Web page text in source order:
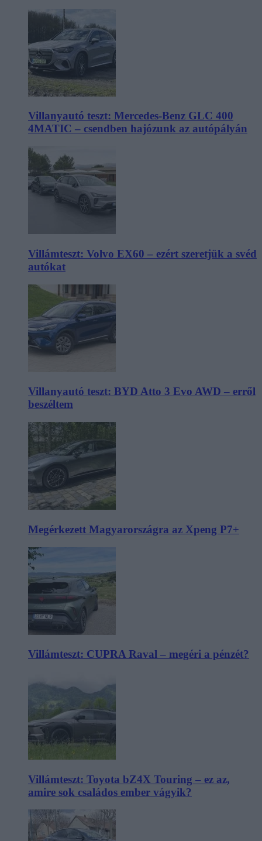
Villanyautó teszt: Mercedes-Benz GLC 400
4MATIC – csendben hajózunk az autópályán
Villámteszt: Volvo EX60 – ezért szeretjük a svéd
autókat
Villanyautó teszt: BYD Atto 3 Evo AWD – erről
beszéltem
Megérkezett Magyarországra az Xpeng P7+
Villámteszt: CUPRA Raval – megéri a pénzét?
Villámteszt: Toyota bZ4X Touring – ez az,
amire sok családos ember vágyik?